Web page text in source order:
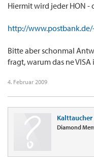
Hiermit wird jeder HON -
http://www.postbank.de/-
Bitte aber schonmal
fragt, warum das ne VISA
4. Februar 2009
Kalttaucher
Diamond